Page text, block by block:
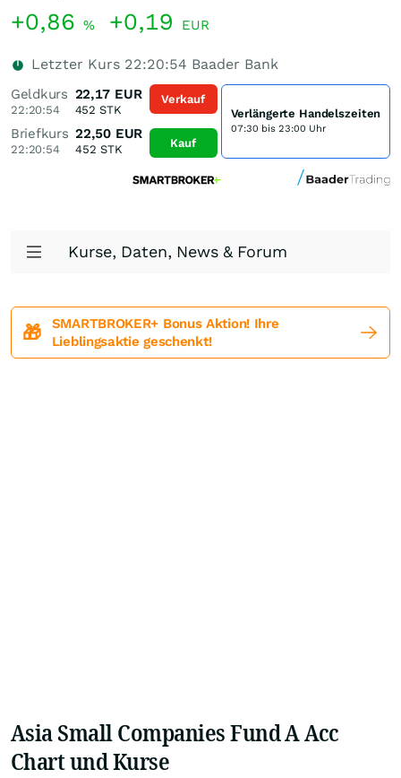
+0,86 % +0,19 EUR
Letzter Kurs 22:20:54 Baader Bank
Geldkurs
22:20:54
22,17 EUR
452 STK
Briefkurs
22:20:54
22,50 EUR
452 STK
Verkauf
Kauf
Verlängerte Handelszeiten
07:30 bis 23:00 Uhr
Kurse, Daten, News & Forum
🎁
SMARTBROKER+ Bonus Aktion! Ihre
Lieblingsaktie geschenkt!
Asia Small Companies Fund A Acc
Chart und Kurse